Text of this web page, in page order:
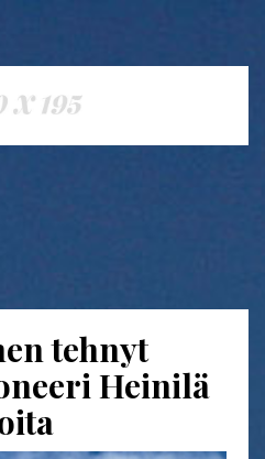
tehnyt
Heinilä